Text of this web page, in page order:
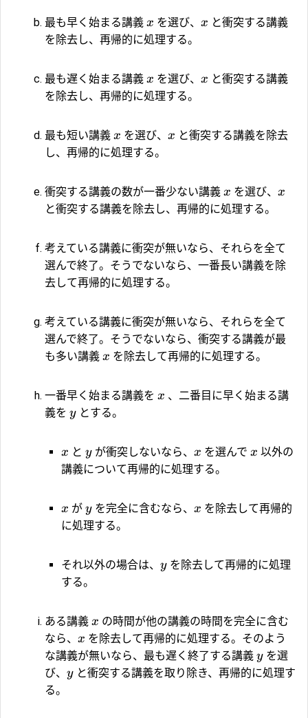
最も早く始まる講義 x を選び、 x と衝突する講義
を除去し、再帰的に処理する。
最も遅く始まる講義 x を選び、 x と衝突する講義
を除去し、再帰的に処理する。
最も短い講義 x を選び、 x と衝突する講義を除去
し、再帰的に処理する。
衝突する講義の数が一番少ない講義 x を選び、 x
と衝突する講義を除去し、再帰的に処理する。
考えている講義に衝突が無いなら、それらを全て
選んで終了。そうでないなら、一番長い講義を除
去して再帰的に処理する。
考えている講義に衝突が無いなら、それらを全て
選んで終了。そうでないなら、衝突する講義が最
も多い講義 x を除去して再帰的に処理する。
一番早く始まる講義を x 、二番目に早く始まる講
義を yとする。
x と yが衝突しないなら、 x を選んで x 以外の
講義について再帰的に処理する。
x が yを完全に含むなら、 x を除去して再帰的
に処理する。
それ以外の場合は、 yを除去して再帰的に処理
する。
ある講義 x の時間が他の講義の時間を完全に含む
なら、 x を除去して再帰的に処理する。そのよう
な講義が無いなら、最も遅く終了する講義 yを選
び、 yと衝突する講義を取り除き、再帰的に処理す
る。